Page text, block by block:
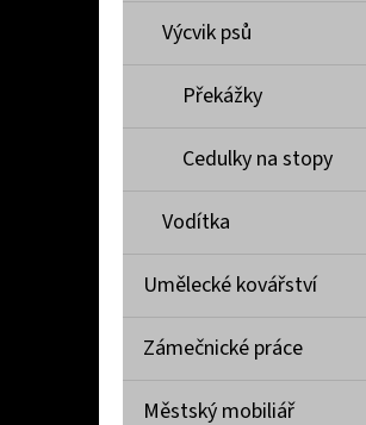
Výcvik psů
Překážky
Cedulky na stopy
Vodítka
Umělecké kovářství
Zámečnické práce
Městský mobiliář